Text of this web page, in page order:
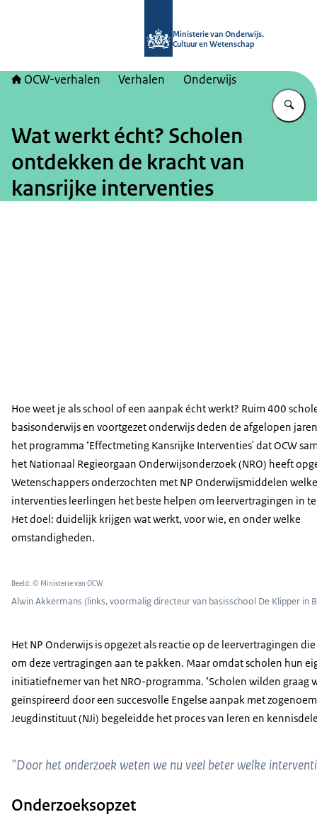
Ministerie van Onderwijs,
Cultuur en Wetenschap
OCW-verhalen Verhalen Onderwijs
Wat werkt écht? Scholen
ontdekken de kracht van
kansrijke interventies
Hoe weet je als school of een aanpak écht werkt? Ruim 400
basisonderwijs en voortgezet onderwijs deden de afgelopen
het programma ‘Effectmeting Kansrijke Interventies' dat OCW
het Nationaal Regieorgaan Onderwijsonderzoek (NRO) heeft
Wetenschappers onderzochten met NP Onderwijsmiddelen welke
interventies leerlingen het beste helpen om leervertragingen in
Het doel: duidelijk krijgen wat werkt, voor wie, en onder welke
omstandigheden.
Beeld: © Ministerie van OCW
Alwin Akkermans (links, voormalig directeur van basisschool De Klipper in
Het NP Onderwijs is opgezet als reactie op de leervertragingen
om deze vertragingen aan te pakken. Maar omdat scholen hun
initiatiefnemer van het NRO-programma. ‘Scholen wilden graag
geïnspireerd door een succesvolle Engelse aanpak met
Jeugdinstituut (NJi) begeleidde het proces van leren en
"Door het onderzoek weten we nu veel beter welke
Onderzoeksopzet